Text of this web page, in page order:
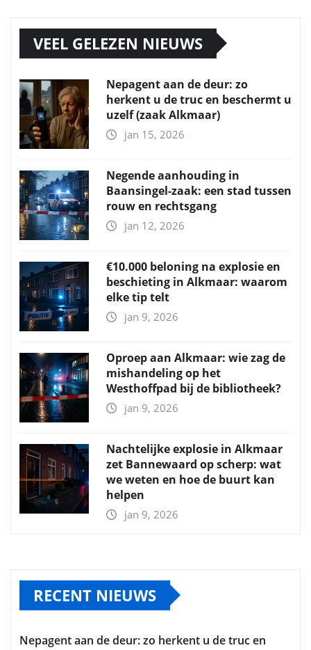
VEEL GELEZEN NIEUWS
Nepagent aan de deur: zo
herkent u de truc en beschermt u
uzelf (zaak Alkmaar)
jan 15, 2026
Negende aanhouding in
Baansingel-zaak: een stad tussen
rouw en rechtsgang
jan 12, 2026
€10.000 beloning na explosie en
beschieting in Alkmaar: waarom
elke tip telt
jan 9, 2026
Oproep aan Alkmaar: wie zag de
mishandeling op het
Westhoffpad bij de bibliotheek?
jan 9, 2026
Nachtelijke explosie in Alkmaar
zet Bannewaard op scherp: wat
we weten en hoe de buurt kan
helpen
jan 9, 2026
RECENT NIEUWS
Nepagent aan de deur: zo herkent u de truc en